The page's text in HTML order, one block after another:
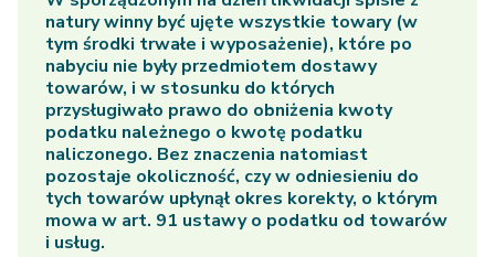
natury winny być ujęte wszystkie towary (w
tym środki trwałe i wyposażenie), które po
nabyciu nie były przedmiotem dostawy
towarów, i w stosunku do których
przysługiwało prawo do obniżenia kwoty
podatku należnego o kwotę podatku
naliczonego. Bez znaczenia natomiast
pozostaje okoliczność, czy w odniesieniu do
tych towarów upłynął okres korekty, o którym
mowa w art. 91 ustawy o podatku od towarów
i usług.